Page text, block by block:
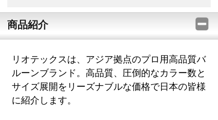
商品紹介
リオテックスは、アジア拠点のプロ用高品質バ
ルーンブランド。高品質、圧倒的なカラー数と
サイズ展開をリーズナブルな価格で日本の皆様
に紹介します。